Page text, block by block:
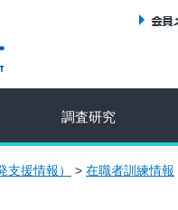
調査研究
援情報） > 在職者訓練情報